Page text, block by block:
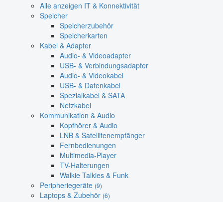
Alle anzeigen IT & Konnektivität
Speicher
Speicherzubehör
Speicherkarten
Kabel & Adapter
Audio- & Videoadapter
USB- & Verbindungsadapter
Audio- & Videokabel
USB- & Datenkabel
Spezialkabel & SATA
Netzkabel
Kommunikation & Audio
Kopfhörer & Audio
LNB & Satellitenempfänger
Fernbedienungen
Multimedia-Player
TV-Halterungen
Walkie Talkies & Funk
Peripheriegeräte (9)
Laptops & Zubehör (6)